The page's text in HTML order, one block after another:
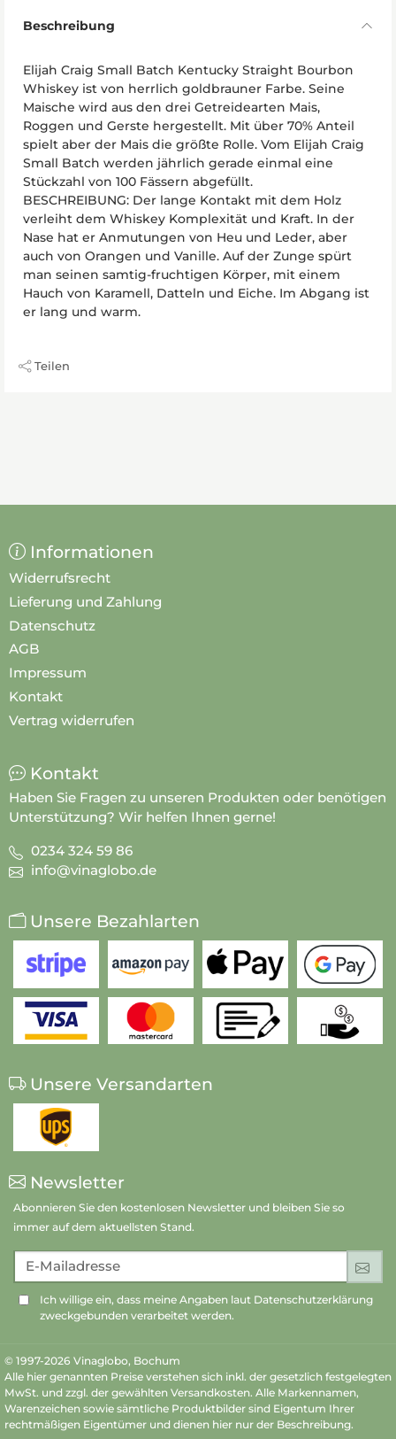
Beschreibung
Elijah Craig Small Batch Kentucky Straight Bourbon
Whiskey ist von herrlich goldbrauner Farbe. Seine
Maische wird aus den drei Getreidearten Mais,
Roggen und Gerste hergestellt. Mit über 70% Anteil
spielt aber der Mais die größte Rolle. Vom Elijah Craig
Small Batch werden jährlich gerade einmal eine
Stückzahl von 100 Fässern abgefüllt.
BESCHREIBUNG: Der lange Kontakt mit dem Holz
verleiht dem Whiskey Komplexität und Kraft. In der
Nase hat er Anmutungen von Heu und Leder, aber
auch von Orangen und Vanille. Auf der Zunge spürt
man seinen samtig-fruchtigen Körper, mit einem
Hauch von Karamell, Datteln und Eiche. Im Abgang ist
er lang und warm.
Teilen
Informationen
Widerrufsrecht
Lieferung und Zahlung
Datenschutz
AGB
Impressum
Kontakt
Vertrag widerrufen
Kontakt
Haben Sie Fragen zu unseren Produkten oder benötigen
Unterstützung? Wir helfen Ihnen gerne!
0234 324 59 86
info@vinaglobo.de
Unsere Bezahlarten
Unsere Versandarten
Newsletter
Abonnieren Sie den kostenlosen Newsletter und bleiben Sie so
immer auf dem aktuellsten Stand.
E-Mailadresse
Ich willige ein, dass meine Angaben laut Datenschutzerklärung
zweckgebunden verarbeitet werden.
© 1997-2026 Vinaglobo, Bochum
Alle hier genannten Preise verstehen sich inkl. der gesetzlich festgelegten
MwSt. und zzgl. der gewählten Versandkosten. Alle Markennamen,
Warenzeichen sowie sämtliche Produktbilder sind Eigentum Ihrer
rechtmäßigen Eigentümer und dienen hier nur der Beschreibung.